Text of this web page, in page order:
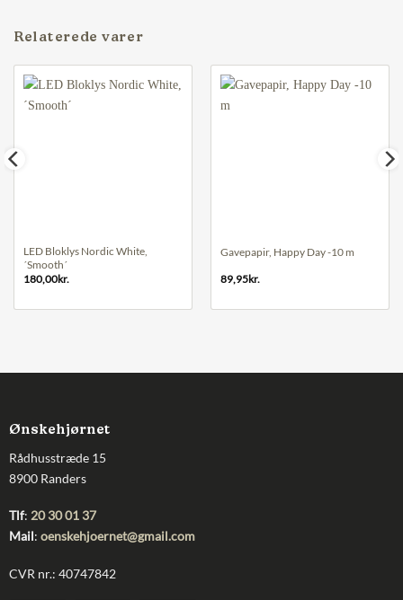
Relaterede varer
LED Bloklys Nordic White,
´Smooth´
180,00kr.
Gavepapir, Happy Day -10 m
89,95kr.
Ønskehjørnet
Rådhusstræde 15
8900 Randers
Tlf: 20 30 01 37
Mail: oenskehjoernet@gmail.com
CVR nr.: 40747842